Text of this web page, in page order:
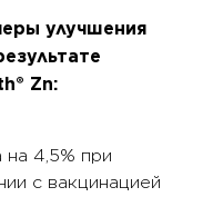
улучшения
Zn:
4,5% при
с вакцинацией